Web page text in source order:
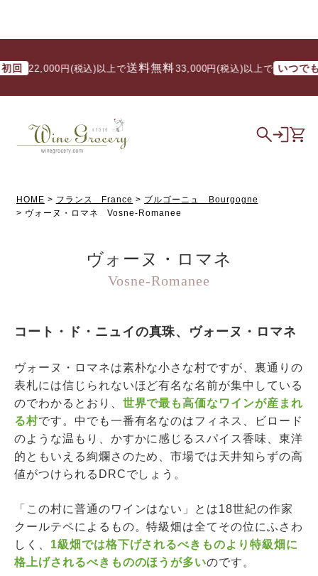
円(税込)以上で送料無料/ 33,000円(税込)以上で いつでも 送料
HOME フランス France
ブルゴーニュ Bourgogne
ヴォーヌ・ロマネ Vosne-Romanee
ヴォーヌ・ロマネ
Vosne-Romanee
コート・ド・ニュイの真珠、ヴォーヌ・ロマネ
ヴォーヌ・ロマネは素朴な小さな村ですが、裏通りの
表札には信じられないほど有名な名前が集中している
のでわかるとおり、 世界で最も高価なワインが産まれ
る村です。中でも一番有名なのはフィネス、ビロード
のような温もり、かすかに感じるスパイス香味、東洋
的ともいえる絢爛さのため、市場では天井知らずの高
値がつけられるDRCでしょう。
「この村に普通のワインはない」とは18世紀の作家
クールテペによるもの。特級畑は全てその位にふさわ
しく、 1級畑では格下げされるべきものより特級畑に
格上げされるべきもののほうが多いのです。